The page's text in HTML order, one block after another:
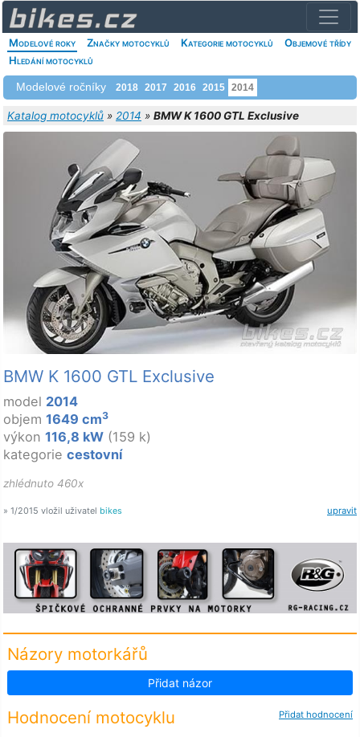
Modelové roky Značky motocyklů Kategorie motocyklů
Objemové třídy
Hledání motocyklů
Modelové ročníky 2018 2017 2016 2015 2014
Katalog motocyklů » 2014 » BMW K 1600 GTL Exclusive
BMW K 1600 GTL Exclusive
model 2014
objem 1649 cm3
výkon 116,8 kW (159 k)
kategorie cestovní
zhlédnuto 460x
upravit
» 1/2015 vložil uživatel bikes
Názory motorkářů
Přidat názor
Přidat hodnocení
Hodnocení motocyklu